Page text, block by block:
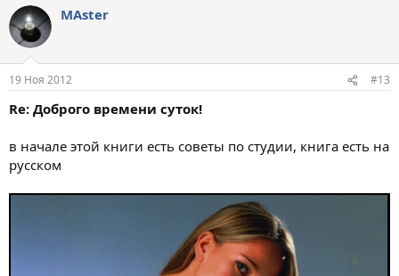
МАster
19 Ноя 2012 #13
Re: Доброго времени суток!
в начале этой книги есть советы по студии, книга есть на
русском